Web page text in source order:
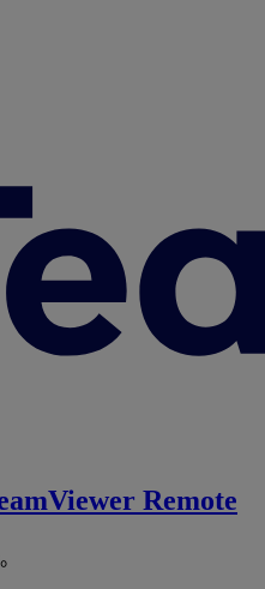
Remote